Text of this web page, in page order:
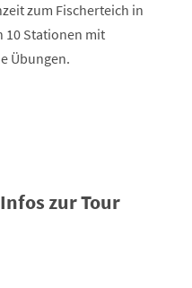
zum Fischerteich in
10 Stationen mit
Übungen.
Infos zur Tour